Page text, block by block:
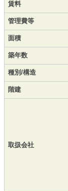
賃料
管理費等
面積
築年数
種別/構造
階建
取扱会社